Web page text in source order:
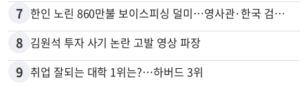
7 한인 노린 860만불 보이스피싱 덜미…영사관·한국 검찰 사칭
8 김원석 투자 사기 논란 고발 영상 파장
9 취업 잘되는 대학 1위는?…하버드 3위